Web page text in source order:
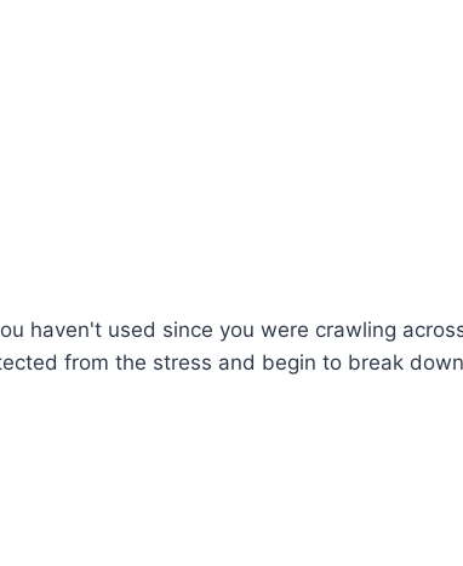
haven't used since you were crawling
from the stress and begin to break